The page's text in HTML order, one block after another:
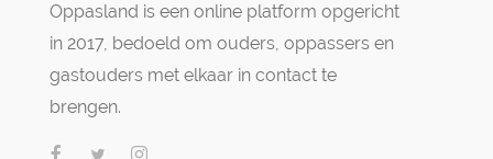
Oppasland is een online platform opgericht
in 2017, bedoeld om ouders, oppassers en
gastouders met elkaar in contact te
brengen.